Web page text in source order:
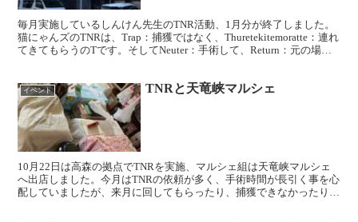
毎月実施しているしんけん先生のTNR活動、1月分が終了しました。
猫にゃんズのTNRは、Trap：捕獲ではなく、Thuretekitemoratte：連れ
てきてもらうのTです。そしてNeuter：手術して、Return：元の場所
イベント TNRと天竜峡マルシェ
10月22日は高森の拠点でTNRを実施、マルシェ組は天竜峡マルシェ
へ出店しました。今月はTNRの依頼が多く、手術時間が長引く事を心
配していましたが、来月に回してもらったり、捕獲できなかったりし